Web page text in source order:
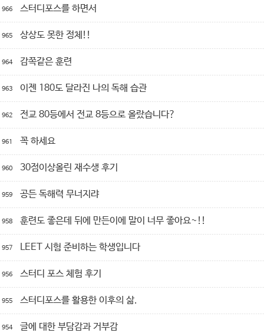
966 스터디포스를 하면서
965 상상도 못한 정체!!
964 감쪽같은 훈련
963 이젠 180도 달라진 나의 독해 습관
962 전교 80등에서 전교 8등으로 올랐습니다?
961 꼭 하세요
960 30점이상올린 재수생 후기
959 공든 독해력 무너지랴
958 훈련도 좋은데 뒤에 만든이에 말이 너무 좋아요~!!
957 LEET 시험 준비하는 학생입니다
956 스터디 포스 체험 후기
955 스터디포스를 활용한 이후의 삶.
954 글에 대한 부담감과 거부감